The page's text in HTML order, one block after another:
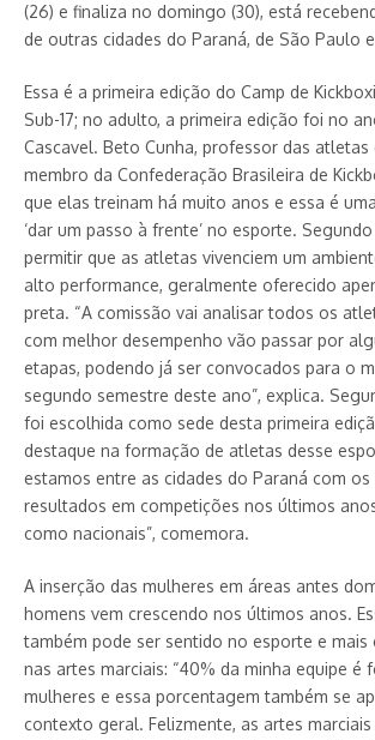
(26) e finaliza no domingo (30), está
de outras cidades do Paraná, de São Paulo
Essa é a primeira edição do Camp de
Sub-17; no adulto, a primeira edição foi no
Cascavel. Beto Cunha, professor das atletas
membro da Confederação Brasileira de
que elas treinam há muito anos e essa é
‘dar um passo à frente’ no esporte.
permitir que as atletas vivenciem um
alto performance, geralmente oferecido
preta. “A comissão vai analisar todos os
com melhor desempenho vão passar por
etapas, podendo já ser convocados para o
segundo semestre deste ano”, explica.
foi escolhida como sede desta primeira
destaque na formação de atletas desse
estamos entre as cidades do Paraná com
resultados em competições nos últimos
como nacionais”, comemora.
A inserção das mulheres em áreas antes
homens vem crescendo nos últimos anos.
também pode ser sentido no esporte e mais
nas artes marciais: “40% da minha equipe é
mulheres e essa porcentagem também se
contexto geral. Felizmente, as artes